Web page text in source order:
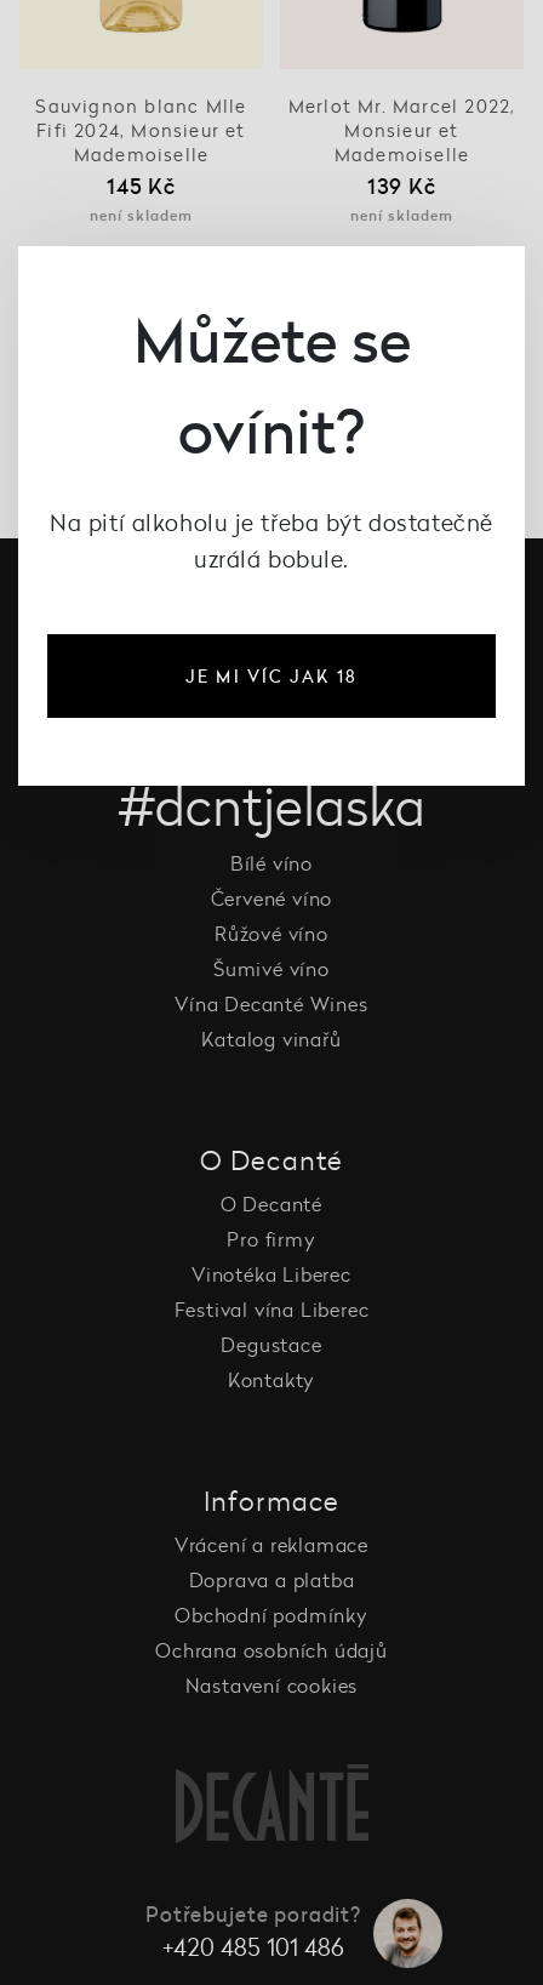
Sauvignon blanc Mlle
Fifi 2024, Monsieur et
Mademoiselle
145 Kč
není skladem
Merlot Mr. Marcel 2022,
Monsieur et
Mademoiselle
139 Kč
není skladem
#dcntjelaska
Bílé víno
Červené víno
Růžové víno
Šumivé víno
Vína Decanté Wines
Katalog vinařů
O Decanté
O Decanté
Pro firmy
Vinotéka Liberec
Festival vína Liberec
Degustace
Kontakty
Informace
Vrácení a reklamace
Doprava a platba
Obchodní podmínky
Ochrana osobních údajů
Nastavení cookies
Potřebujete poradit?
+420 485 101 486
Můžete se
ovínit?
Na pití alkoholu je třeba být dostatečně
uzrálá bobule.
JE MI VÍC JAK 18